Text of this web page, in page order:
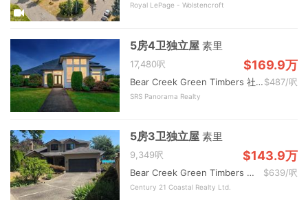
Royal LePage - Wolstencroft
5房4卫独立屋素里
17,480呎 $169.9万
Bear Creek Green Timbers 社区$487/呎
SRS Panorama Realty
5房3卫独立屋素里
9,349呎 $143.9万
Bear Creek Green Timbers 社区 $639/呎
Century 21 Coastal Realty Ltd.